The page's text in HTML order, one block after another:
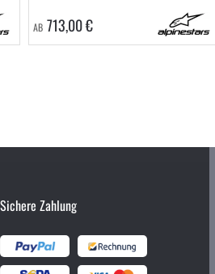
AB 713,00 €
Sichere Zahlung